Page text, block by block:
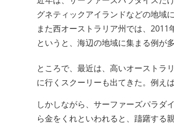
グネティックアイランドなどの地域
また西オーストラリア州では、
というと、海辺の地域に集まる例が多
ところで、最近は、高いオーストラ
に行くスクーリーも出てきた。例え
しかしながら、サーファーズパラダ
ら金をくれといわれると、躊躇する